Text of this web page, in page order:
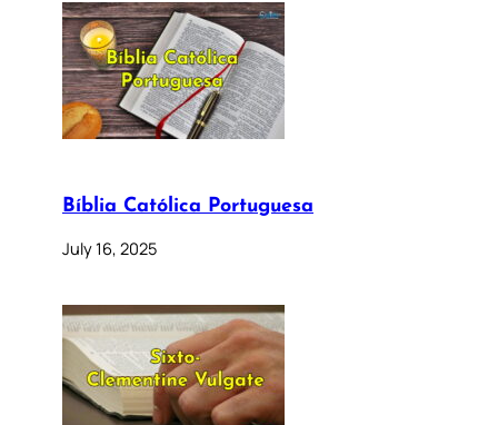
Bíblia Católica Portuguesa
July 16, 2025